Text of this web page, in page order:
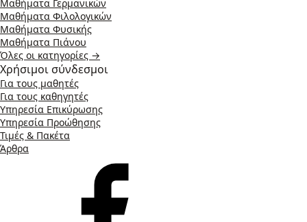
Μαθήματα Γερμανικών
Μαθήματα Φιλολογικών
Μαθήματα Φυσικής
Μαθήματα Πιάνου
Όλες οι κατηγορίες →
Χρήσιμοι σύνδεσμοι
Για τους μαθητές
Για τους καθηγητές
Υπηρεσία Επικύρωσης
Υπηρεσία Προώθησης
Τιμές & Πακέτα
Άρθρα